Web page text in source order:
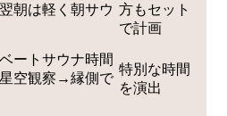
朝は軽く朝サウ 方もセット
で計画
ートサウナ時間
空観察→縁側で
特別な時間
を演出